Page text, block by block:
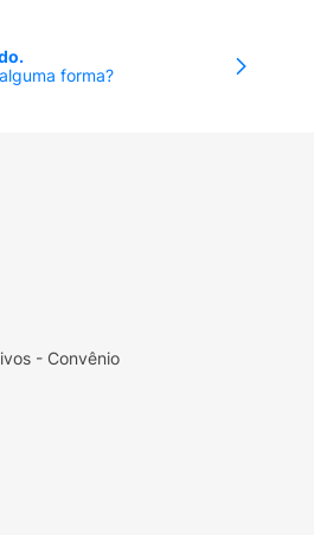
ocasiões. Combine com
shorts e esteja pronta para
de charme ao seu guarda-
Top Tiras Rosa Ballet
só a marca pode
forma?
- Convênio